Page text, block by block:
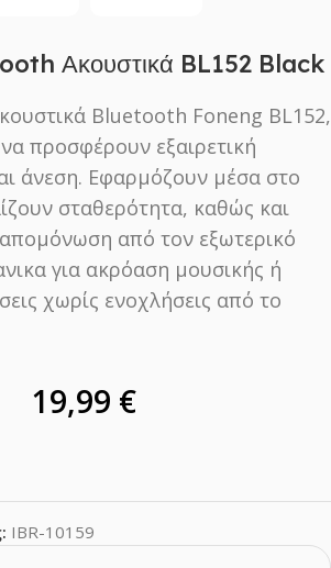
Ακουστικά BL152 Black
Bluetooth Foneng BL152,
προσφέρουν εξαιρετική
άνεση. Εφαρμόζουν μέσα στο
σταθερότητα, καθώς και
από τον εξωτερικό
για ακρόαση μουσικής ή
χωρίς ενοχλήσεις από το
19,99 €
IBR-10159